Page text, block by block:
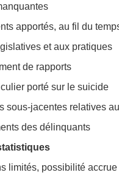
apportés, au fil du
et aux pratiques
de rapports
porté sur le suicide
sous-jacentes relatives
des délinquants
limités, possibilité